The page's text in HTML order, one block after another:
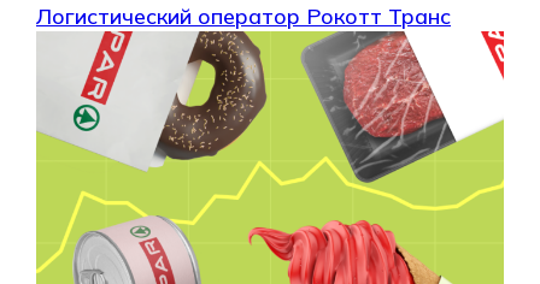
Логистический оператор Рокотт Транс